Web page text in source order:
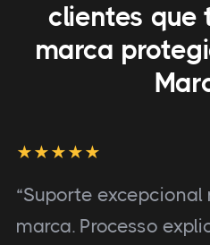
clientes que
marca
“Suporte excepcional
marca. Processo